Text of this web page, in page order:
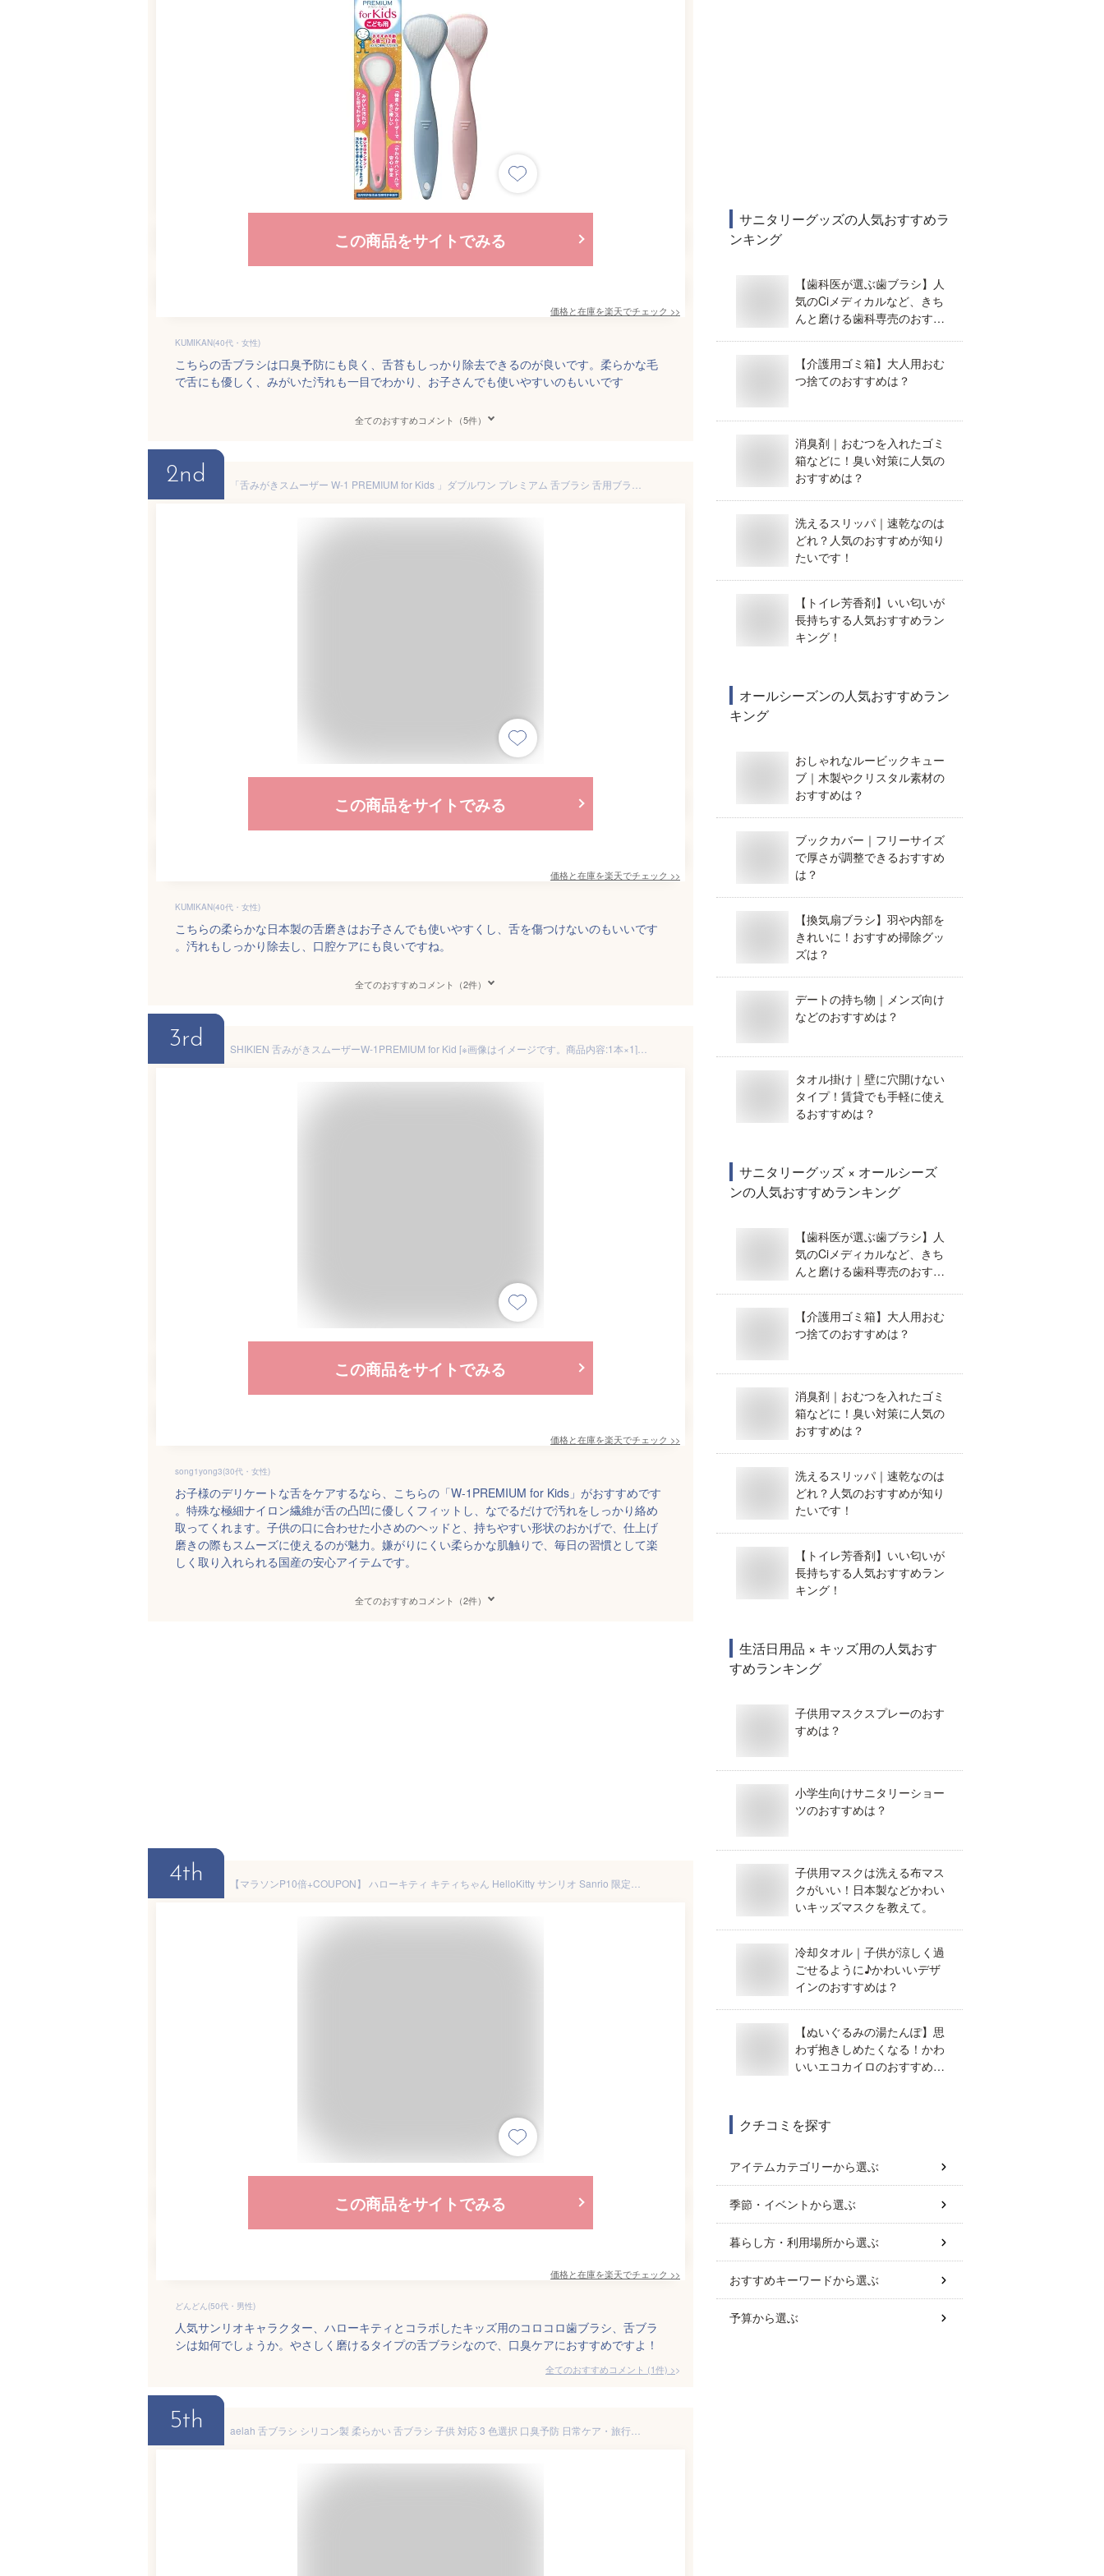
この商品をサイトでみる
価格と在庫を楽天でチェック >>
KUMIKAN(40代・女性)
こちらの舌ブラシは口臭予防にも良く、舌苔もしっかり除去できるのが良いです。柔らかな毛
で舌にも優しく、みがいた汚れも一目でわかり、お子さんでも使いやすいのもいいです
全てのおすすめコメント（5件）
2nd
この商品をサイトでみる
価格と在庫を楽天でチェック >>
KUMIKAN(40代・女性)
こちらの柔らかな日本製の舌磨きはお子さんでも使いやすくし、舌を傷つけないのもいいです
。汚れもしっかり除去し、口腔ケアにも良いですね。
全てのおすすめコメント（2件）
3rd
この商品をサイトでみる
価格と在庫を楽天でチェック >>
song1yong3(30代・女性)
お子様のデリケートな舌をケアするなら、こちらの「W-1PREMIUM for Kids」がおすすめです
。特殊な極細ナイロン繊維が舌の凸凹に優しくフィットし、なでるだけで汚れをしっかり絡め
取ってくれます。子供の口に合わせた小さめのヘッドと、持ちやすい形状のおかげで、仕上げ
磨きの際もスムーズに使えるのが魅力。嫌がりにくい柔らかな肌触りで、毎日の習慣として楽
しく取り入れられる国産の安心アイテムです。
全てのおすすめコメント（2件）
4th
この商品をサイトでみる
価格と在庫を楽天でチェック >>
どんどん(50代・男性)
人気サンリオキャラクター、ハローキティとコラボしたキッズ用のコロコロ歯ブラシ、舌ブラ
シは如何でしょうか。やさしく磨けるタイプの舌ブラシなので、口臭ケアにおすすめですよ！
全てのおすすめコメント (1件) >
5th
サニタリーグッズの人気おすすめラ
ンキング
【歯科医が選ぶ歯ブラシ】人
気のCiメディカルなど、きち
んと磨ける歯科専売のおすす
【介護用ゴミ箱】大人用おむ
つ捨てのおすすめは？
消臭剤｜おむつを入れたゴミ
箱などに！臭い対策に人気の
おすすめは？
洗えるスリッパ｜速乾なのは
どれ？人気のおすすめが知り
たいです！
【トイレ芳香剤】いい匂いが
長持ちする人気おすすめラン
キング！
オールシーズンの人気おすすめラン
キング
おしゃれなルービックキュー
ブ｜木製やクリスタル素材の
おすすめは？
ブックカバー｜フリーサイズ
で厚さが調整できるおすすめ
は？
【換気扇ブラシ】羽や内部を
きれいに！おすすめ掃除グッ
ズは？
デートの持ち物｜メンズ向け
などのおすすめは？
タオル掛け｜壁に穴開けない
タイプ！賃貸でも手軽に使え
るおすすめは？
サニタリーグッズ × オールシーズ
ンの人気おすすめランキング
【歯科医が選ぶ歯ブラシ】人
気のCiメディカルなど、きち
んと磨ける歯科専売のおすす
【介護用ゴミ箱】大人用おむ
つ捨てのおすすめは？
消臭剤｜おむつを入れたゴミ
箱などに！臭い対策に人気の
おすすめは？
洗えるスリッパ｜速乾なのは
どれ？人気のおすすめが知り
たいです！
【トイレ芳香剤】いい匂いが
長持ちする人気おすすめラン
キング！
生活日用品 × キッズ用の人気おす
すめランキング
子供用マスクスプレーのおす
すめは？
小学生向けサニタリーショー
ツのおすすめは？
子供用マスクは洗える布マス
クがいい！日本製などかわい
いキッズマスクを教えて。
冷却タオル｜子供が涼しく過
ごせるように♪かわいいデザ
インのおすすめは？
【ぬいぐるみの湯たんぽ】思
わず抱きしめたくなる！かわ
いいエコカイロのおすすめ
クチコミを探す
アイテムカテゴリーから選ぶ
季節・イベントから選ぶ
暮らし方・利用場所から選ぶ
おすすめキーワードから選ぶ
予算から選ぶ